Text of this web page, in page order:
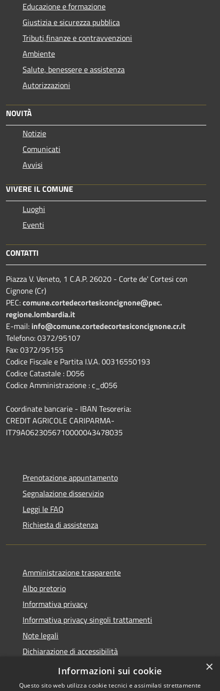
Educazione e formazione
Giustizia e sicurezza pubblica
Tributi,finanze e contravvenzioni
Ambiente
Salute, benessere e assistenza
Autorizzazioni
NOVITÀ
Notizie
Comunicati
Avvisi
VIVERE IL COMUNE
Luoghi
Eventi
CONTATTI
Piazza V. Veneto, 1 C.A.P. 26020 - Corte de' Cortesi con
Cignone (Cr)
PEC:comune.cortedecortesiconcignone@pec.
regione.lombardia.it
E-mail: info@comune.cortedecortesiconcignone.cr.it
Telefono: 0372/95107
Fax: 0372/95155
Codice Fiscale e Partita I.V.A. 00316550193
Codice Catastale : D056
Codice Amministrazione : c_d056
Coordinate bancarie - IBAN Tesoreria:
CREDIT AGRICOLE CARIPARMA-
IT79A0623056710000043478035
Prenotazione appuntamento
Segnalazione disservizio
Leggi le FAQ
Richiesta di assistenza
Amministrazione trasparente
Albo pretorio
Informativa privacy
Informativa privacy singoli trattamenti
Note legali
Dichiarazione di accessibilità
Obiettivi di accessibilità
×
Informazioni sui cookie
Questo sito web utilizza cookie tecnici e assimilati strettamente